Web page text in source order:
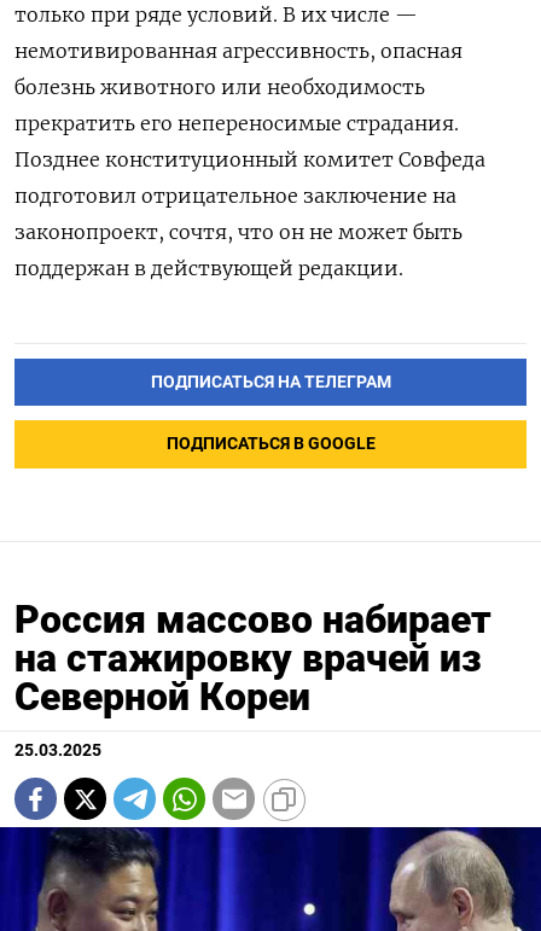
только при ряде условий. В их числе —
немотивированная агрессивность, опасная
болезнь животного или необходимость
прекратить его непереносимые страдания.
Позднее конституционный комитет Совфеда
подготовил отрицательное заключение на
законопроект, сочтя, что он не может быть
поддержан в действующей редакции.
ПОДПИСАТЬСЯ НА ТЕЛЕГРАМ
ПОДПИСАТЬСЯ В GOOGLE
Россия массово набирает
на стажировку врачей из
Северной Кореи
25.03.2025